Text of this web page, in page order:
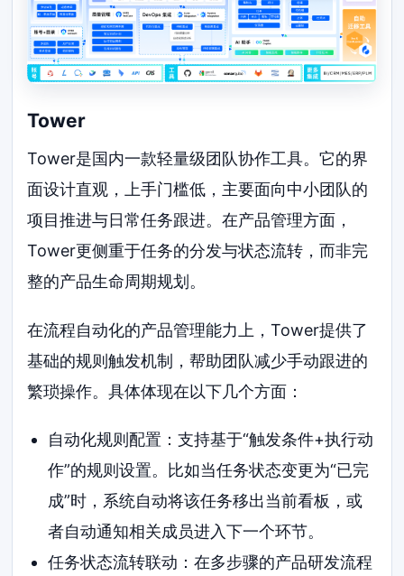
Tower
Tower是国内一款轻量级团队协作工具。它的界
面设计直观，上手门槛低，主要面向中小团队的
项目推进与日常任务跟进。在产品管理方面，
Tower更侧重于任务的分发与状态流转，而非完
整的产品生命周期规划。
在流程自动化的产品管理能力上，Tower提供了
基础的规则触发机制，帮助团队减少手动跟进的
繁琐操作。具体体现在以下几个方面：
自动化规则配置：支持基于“触发条件+执行动
作”的规则设置。比如当任务状态变更为“已完
成”时，系统自动将该任务移出当前看板，或
者自动通知相关成员进入下一个环节。
任务状态流转联动：在多步骤的产品研发流程